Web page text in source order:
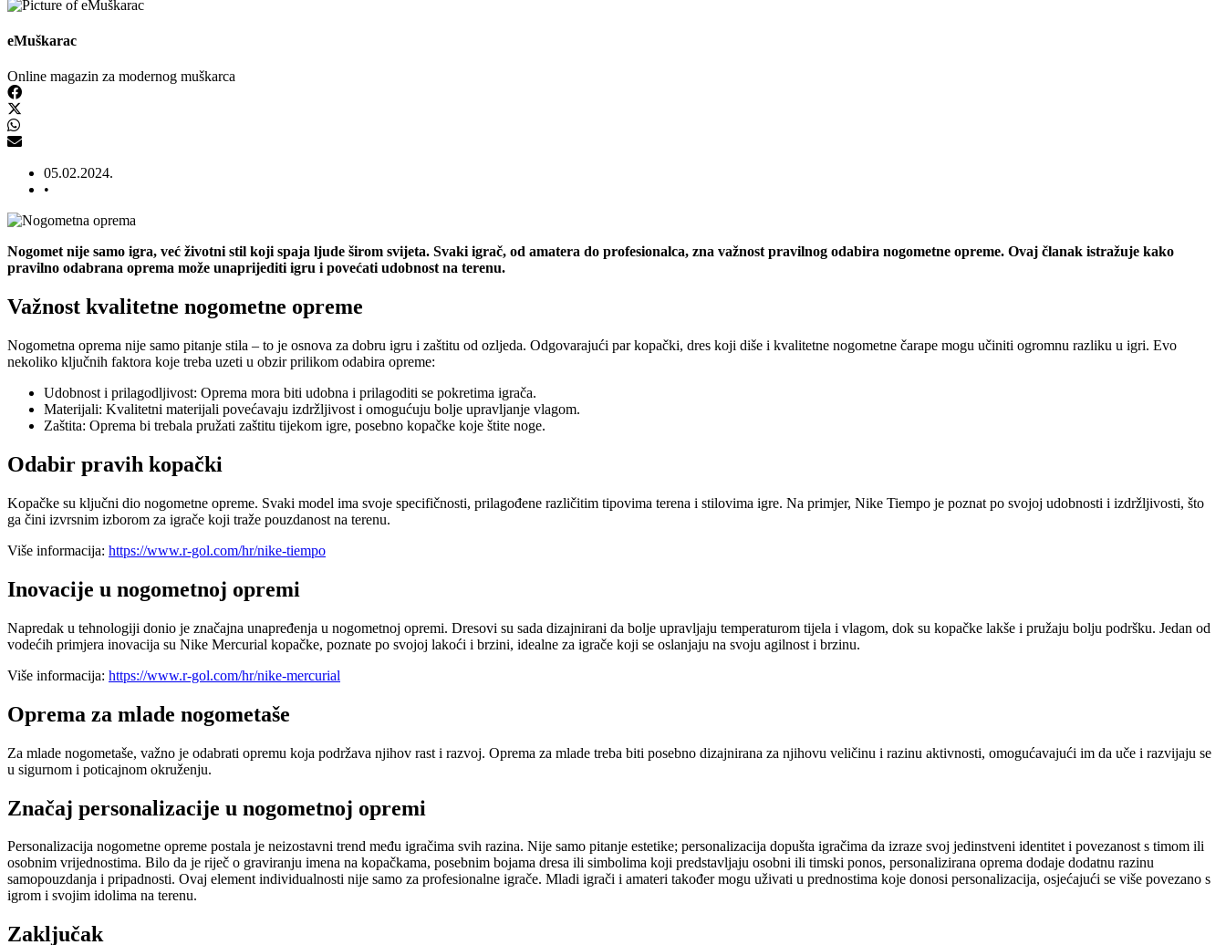
eMuškarac
Online magazin za modernog muškarca
05.02.2024.
•
Nogomet nije samo igra, već životni stil koji spaja ljude širom svijeta. Svaki igrač, od amatera do profesionalca, zna važnost pravilnog odabira nogometne opreme. Ovaj članak istražuje kako
pravilno odabrana oprema može unaprijediti igru i povećati udobnost na terenu.
Važnost kvalitetne nogometne opreme
Nogometna oprema nije samo pitanje stila – to je osnova za dobru igru i zaštitu od ozljeda. Odgovarajući par kopački, dres koji diše i kvalitetne nogometne čarape mogu učiniti ogromnu razliku u igri. Evo
nekoliko ključnih faktora koje treba uzeti u obzir prilikom odabira opreme:
Udobnost i prilagodljivost: Oprema mora biti udobna i prilagoditi se pokretima igrača.
Materijali: Kvalitetni materijali povećavaju izdržljivost i omogućuju bolje upravljanje vlagom.
Zaštita: Oprema bi trebala pružati zaštitu tijekom igre, posebno kopačke koje štite noge.
Odabir pravih kopački
Kopačke su ključni dio nogometne opreme. Svaki model ima svoje specifičnosti, prilagođene različitim tipovima terena i stilovima igre. Na primjer, Nike Tiempo je poznat po svojoj udobnosti i izdržljivosti, što
ga čini izvrsnim izborom za igrače koji traže pouzdanost na terenu.
Više informacija: https://www.r-gol.com/hr/nike-tiempo
Inovacije u nogometnoj opremi
Napredak u tehnologiji donio je značajna unapređenja u nogometnoj opremi. Dresovi su sada dizajnirani da bolje upravljaju temperaturom tijela i vlagom, dok su kopačke lakše i pružaju bolju podršku. Jedan od
vodećih primjera inovacija su Nike Mercurial kopačke, poznate po svojoj lakoći i brzini, idealne za igrače koji se oslanjaju na svoju agilnost i brzinu.
Više informacija: https://www.r-gol.com/hr/nike-mercurial
Oprema za mlade nogometaše
Za mlade nogometaše, važno je odabrati opremu koja podržava njihov rast i razvoj. Oprema za mlade treba biti posebno dizajnirana za njihovu veličinu i razinu aktivnosti, omogućavajući im da uče i razvijaju se
u sigurnom i poticajnom okruženju.
Značaj personalizacije u nogometnoj opremi
Personalizacija nogometne opreme postala je neizostavni trend među igračima svih razina. Nije samo pitanje estetike; personalizacija dopušta igračima da izraze svoj jedinstveni identitet i povezanost s timom ili
osobnim vrijednostima. Bilo da je riječ o graviranju imena na kopačkama, posebnim bojama dresa ili simbolima koji predstavljaju osobni ili timski ponos, personalizirana oprema dodaje dodatnu razinu
samopouzdanja i pripadnosti. Ovaj element individualnosti nije samo za profesionalne igrače. Mladi igrači i amateri također mogu uživati u prednostima koje donosi personalizacija, osjećajući se više povezano s
igrom i svojim idolima na terenu.
Zaključak